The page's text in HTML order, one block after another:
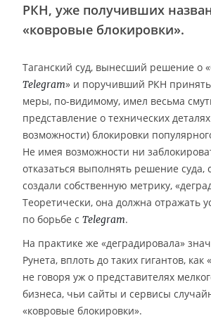
РКН, уже получивших
«ковровые блокировки».
Таганский суд, вынесший решение о
Telegram» и поручивший РКН
меры, по-видимому, имел весьма
представление о технических
возможности) блокировки
Не имея возможности ни
отказаться выполнять решение суда,
создали собственную метрику,
Теоретически, она должна отражать
по борьбе с Telegram.
На практике же «деградировала»
Рунета, вплоть до таких гигантов,
не говоря уж о представителях
бизнеса, чьи сайты и сервисы
«ковровые блокировки».